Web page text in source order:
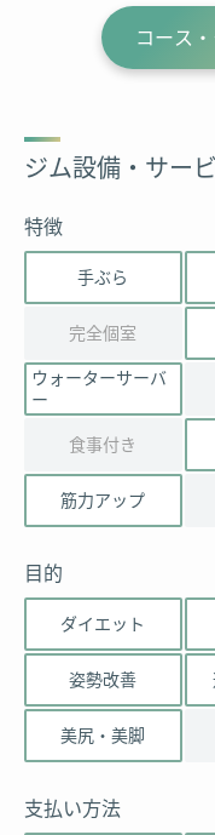
コース
ジム設備・サー
特徴
手ぶら
完全個室
ウォーターサーバ
ー
食事付き
筋力アップ
目的
ダイエット
姿勢改善
美尻・美脚
支払い方法